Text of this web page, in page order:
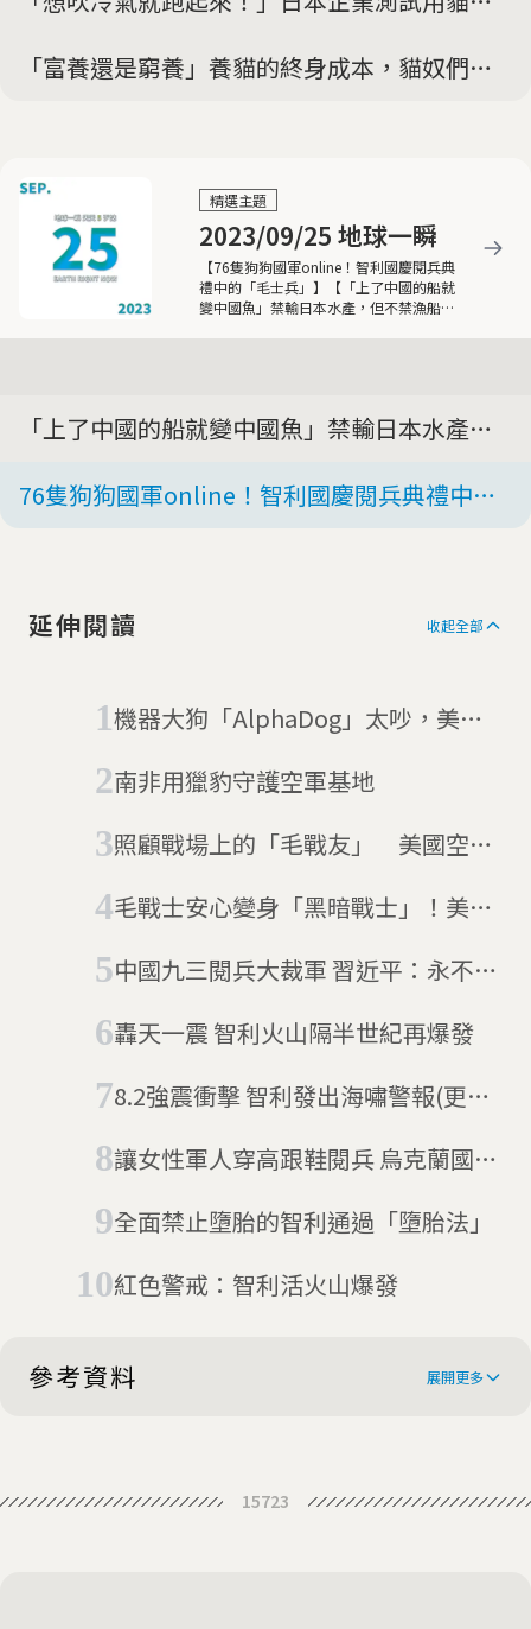
電，可以月省多少錢
「富養還是窮養」養貓的終身成本，貓奴們願
精選主題
2023/09/25 地球一瞬
【76隻狗狗國軍online！智利國慶閱兵典
禮中的「毛士兵」】【「上了中國的船就
變中國魚」禁輸日本水產，但不禁漁船捕
「上了中國的船就變中國魚」禁輸日本水產，
但不禁漁船捕撈
76隻狗狗國軍online！智利國慶閱兵典禮中的
延伸閱讀 收起全部
機器大狗「AlphaDog」太吵，美國
南非用獵豹守護空軍基地
照顧戰場上的「毛戰友」 美國空軍
毛戰士安心變身「黑暗戰士」！美國
中國九三閱兵大裁軍 習近平：永不搞
轟天一震 智利火山隔半世紀再爆發
8.2強震衝擊 智利發出海嘯警報(更新
讓女性軍人穿高跟鞋閱兵 烏克蘭國防
全面禁止墮胎的智利通過「墮胎法」
紅色警戒：智利活火山爆發
參考資料 展開更多
parade
15723